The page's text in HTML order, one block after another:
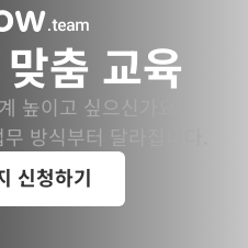
춤 교육
높이고 싶으신가요?
방식부터 달라집니다.
신청하기